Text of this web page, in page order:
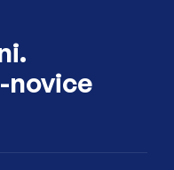
novice